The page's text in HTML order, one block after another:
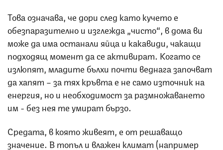
Това означава, че дори след като кучето е
обезпаразително и изглежда „чисто“, в дома ви
може да има останали яйца и какавиди, чакащи
подходящ момент да се активират. Когато се
излюпят, младите бълхи почти веднага започват
да хапят – за тях кръвта е не само източник на
енергия, но и необходимост за размножаването
им - без нея те умират бързо.
Средата, в която живеят, е от решаващо
значение. В топъл и влажен климат (например